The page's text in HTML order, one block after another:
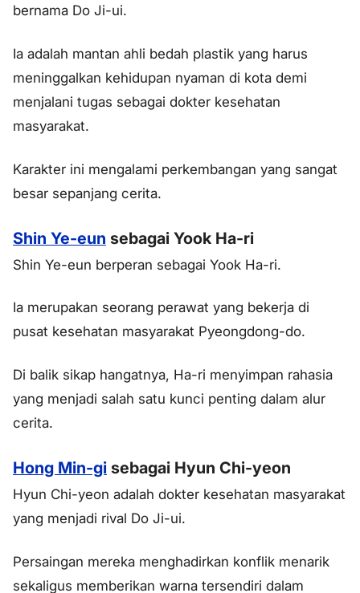
bernama Do Ji-ui.
Ia adalah mantan ahli bedah plastik yang harus
meninggalkan kehidupan nyaman di kota demi
menjalani tugas sebagai dokter kesehatan
masyarakat.
Karakter ini mengalami perkembangan yang sangat
besar sepanjang cerita.
Shin Ye-eun sebagai Yook Ha-ri
Shin Ye-eun berperan sebagai Yook Ha-ri.
Ia merupakan seorang perawat yang bekerja di
pusat kesehatan masyarakat Pyeongdong-do.
Di balik sikap hangatnya, Ha-ri menyimpan rahasia
yang menjadi salah satu kunci penting dalam alur
cerita.
Hong Min-gi sebagai Hyun Chi-yeon
Hyun Chi-yeon adalah dokter kesehatan masyarakat
yang menjadi rival Do Ji-ui.
Persaingan mereka menghadirkan konflik menarik
sekaligus memberikan warna tersendiri dalam